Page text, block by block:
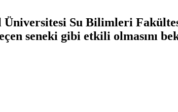
Su Bilimleri
seneki gibi etkili olmasını